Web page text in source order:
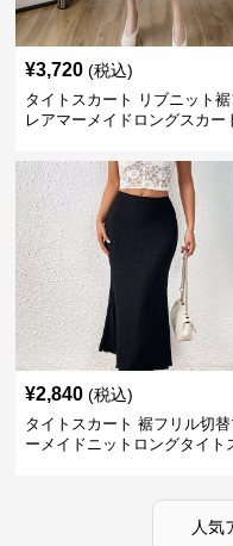
¥3,720 (税込)
タイトスカート リブニット裾
レアマーメイドロングスカー
¥2,840 (税込)
タイトスカート 裾フリル切替
ーメイドニットロングタイト
人気